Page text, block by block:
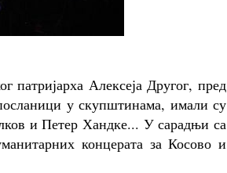
патријарха Алексеја Другог, пред
у скупштинама, имали су
и Петер Хандке... У сарадњи са
концерата за Косово и